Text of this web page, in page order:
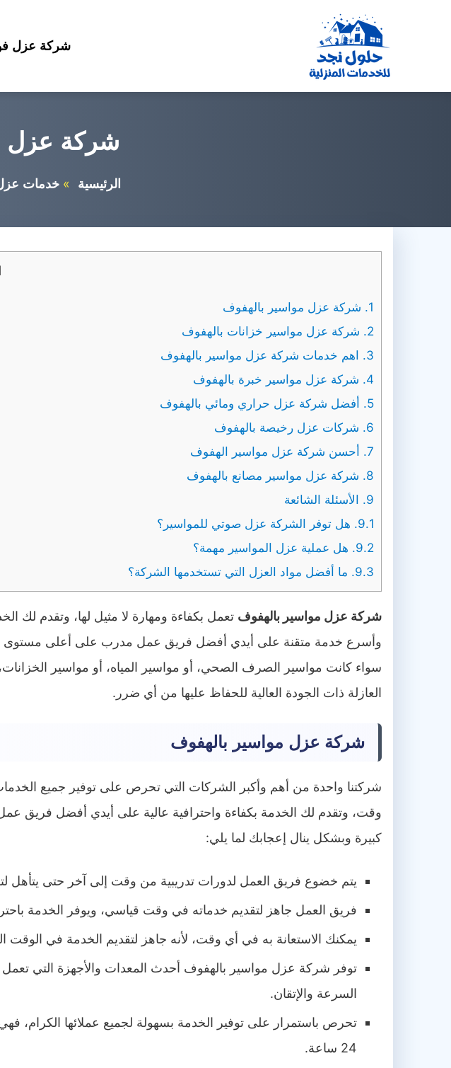
شركة عزل
شركة عزل
الرئيسية خدمات
1. شركة عزل مواسير بالهفوف
2. شركة عزل مواسير خزانات بالهفوف
3. اهم خدمات شركة عزل مواسير بالهفوف
4. شركة عزل مواسير خبرة بالهفوف
5. أفضل شركة عزل حراري ومائي بالهفوف
6. شركات عزل رخيصة بالهفوف
7. أحسن شركة عزل مواسير الهفوف
8. شركة عزل مواسير مصانع بالهفوف
9. الأسئلة الشائعة
9.1. هل توفر الشركة عزل صوتي للمواسير؟
9.2. هل عملية عزل المواسير مهمة؟
9.3. ما أفضل مواد العزل التي تستخدمها الشركة؟
شركة عزل مواسير بالهفوف تعمل بكفاءة ومهارة لا مثيل لها، وتقدم
وأسرع خدمة متقنة على أيدي أفضل فريق عمل مدرب على أعلى مستوى من
سواء كانت مواسير الصرف الصحي، أو مواسير المياه، أو مواسير
العازلة ذات الجودة العالية للحفاظ عليها من أي ضرر.
شركة عزل مواسير بالهفوف
شركتنا واحدة من أهم وأكبر الشركات التي تحرص على توفير جميع الخدمات
وقت، وتقدم لك الخدمة بكفاءة واحترافية عالية على أيدي أفضل فريق
كبيرة وبشكل ينال إعجابك لما يلي:
يتم خضوع فريق العمل لدورات تدريبية من وقت إلى آخر حتى يتأهل
فريق العمل جاهز لتقديم خدماته في وقت قياسي، ويوفر الخدمة
يمكنك الاستعانة به في أي وقت، لأنه جاهز لتقديم الخدمة في
توفر شركة عزل مواسير بالهفوف أحدث المعدات والأجهزة التي
السرعة والإتقان.
تحرص باستمرار على توفير الخدمة بسهولة لجميع عملائها الكرام،
24 ساعة.